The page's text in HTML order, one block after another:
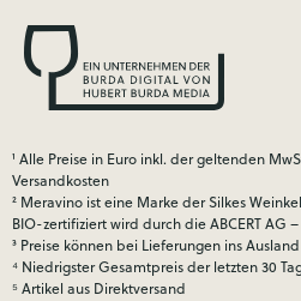
¹ Alle Preise in Euro inkl. der geltenden
Versandkosten
² Meravino ist eine Marke der Silkes
BIO-zertifiziert wird durch die ABCERT AG
³ Preise können bei Lieferungen ins
⁴ Niedrigster Gesamtpreis der letzten 30
⁵ Artikel aus Direktversand